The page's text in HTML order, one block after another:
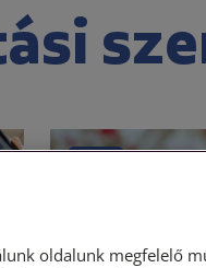
oldalunk megfelelő